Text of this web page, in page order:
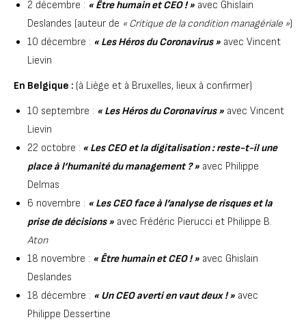
2 décembre : « Être humain et CEO ! » avec Ghislain
Deslandes (auteur de « Critique de la condition managériale »)
10 décembre : « Les Héros du Coronavirus » avec Vincent
Lievin
En Belgique : (à Liège et à Bruxelles, lieux à confirmer)
10 septembre : « Les Héros du Coronavirus » avec Vincent
Lievin
22 octobre : « Les CEO et la digitalisation : reste-t-il une
place à l’humanité du management ? » avec Philippe
Delmas
6 novembre : « Les CEO face à l’analyse de risques et la
prise de décisions » avec Frédéric Pierucci et Philippe B.
Aton
18 novembre : « Être humain et CEO ! » avec Ghislain
Deslandes
18 décembre : « Un CEO averti en vaut deux ! » avec
Philippe Dessertine